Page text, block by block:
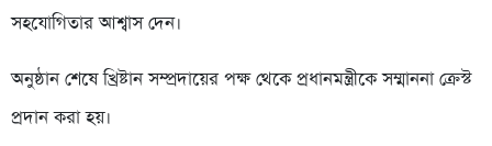
সহযোগিতার আশ্বাস দেন।
অনুষ্ঠান শেষে খ্রিষ্টান সম্প্রদায়ের পক্ষ থেকে প্রধানমন্ত্রীকে সম্মাননা ক্রেস্ট
প্রদান করা হয়।